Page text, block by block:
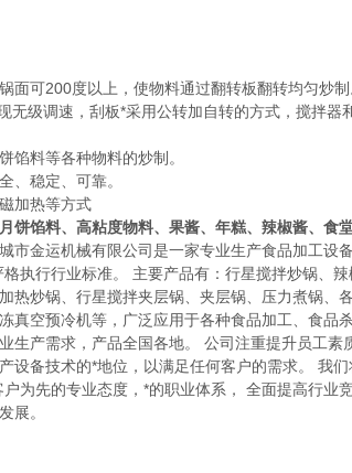
可200度以上，使物料通过翻转板翻转均匀炒制
级调速，刮板*采用公转加自转的方式，搅拌器
馅料等各种物料的炒制。
、稳定、可靠。
加热等方式
饼馅料、高粘度物料、果酱、年糕、辣椒酱、食
城市金运机械有限公司是一家专业生产食品加工设
执行行业标准。 主要产品有：行星搅拌炒锅、
热炒锅、行星搅拌夹层锅、夹层锅、压力煮锅、
真空预冷机等，广泛应用于各种食品加工、食品
生产需求，产品全国各地。 公司注重提升员工素
设备技术的*地位，以满足任何客户的需求。 我
为先的专业态度，*的职业体系， 全面提高行业
展。